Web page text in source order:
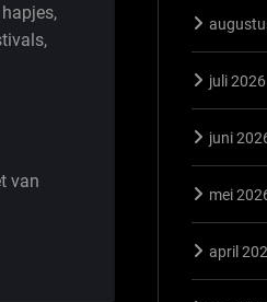
hapjes,
,
van
juli 2026
juni
mei
april